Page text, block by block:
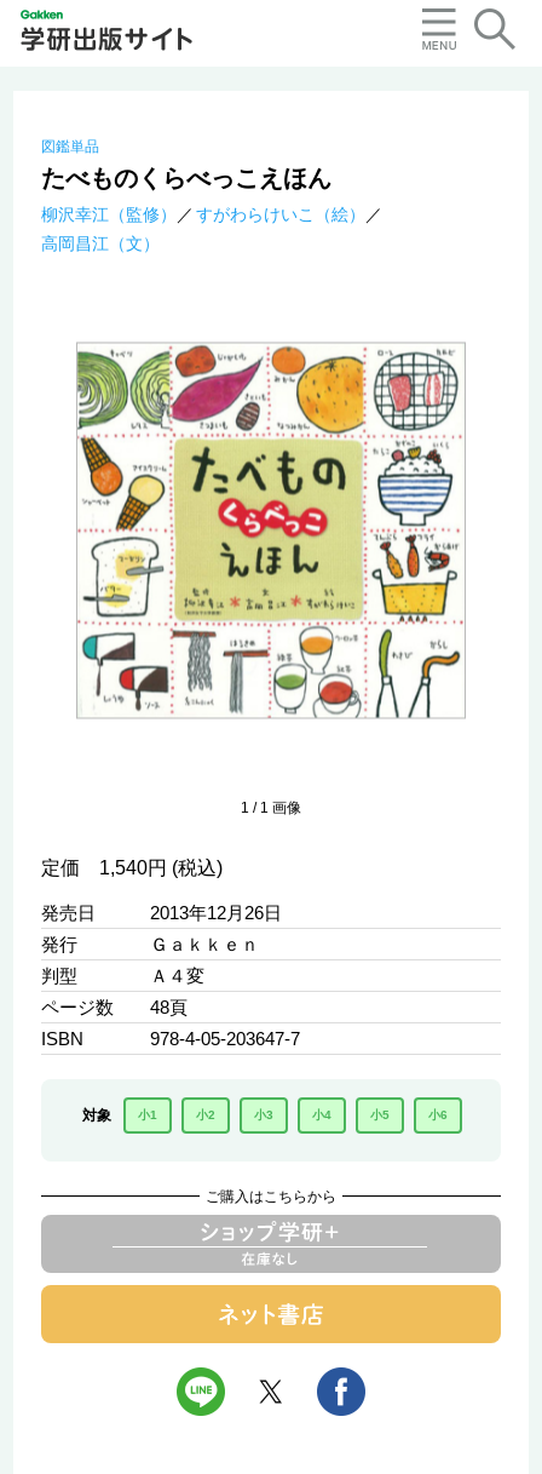
図鑑単品
たべものくらべっこえほん
柳沢幸江（監修）
すがわらけいこ（絵）
高岡昌江（文）
1 / 1 画像
定価 1,540円 (税込)
発売日
2013年12月26日
発行
Ｇａｋｋｅｎ
判型
Ａ４変
ページ数
48頁
ISBN
978-4-05-203647-7
対象 小1 小2 小3 小4 小5 小6
ご購入はこちらから